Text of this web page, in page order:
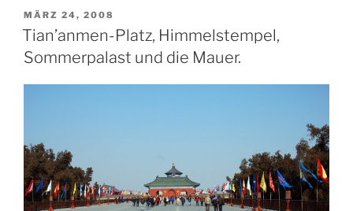
am
Sonntag“
VERÖFFENTLICHT
AM
MÄRZ 24, 2008
Tian’anmen-Platz, Himmelstempel,
Sommerpalast und die Mauer.